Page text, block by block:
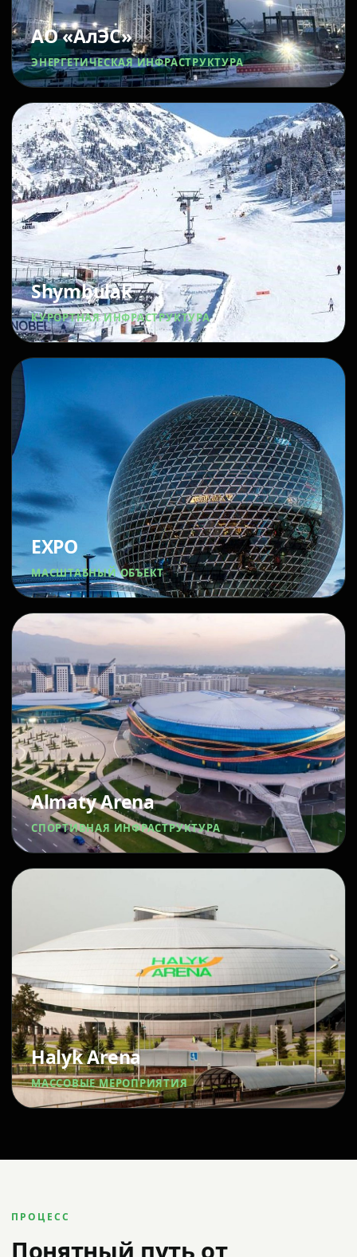
АО «АлЭС»
ЭНЕРГЕТИЧЕСКАЯ ИНФРАСТРУКТУРА
Shymbulak
КУРОРТНАЯ ИНФРАСТРУКТУРА
EXPO
МАСШТАБНЫЙ ОБЪЕКТ
Almaty Arena
СПОРТИВНАЯ ИНФРАСТРУКТУРА
Halyk Arena
МАССОВЫЕ МЕРОПРИЯТИЯ
ПРОЦЕСС
Понятный путь от